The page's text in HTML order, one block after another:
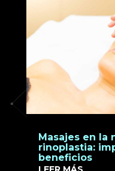
Masajes en la
rinoplastia:
beneficios